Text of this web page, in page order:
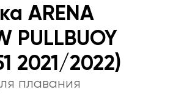
ARENA
PULLBUOY
2021/2022)
плавания